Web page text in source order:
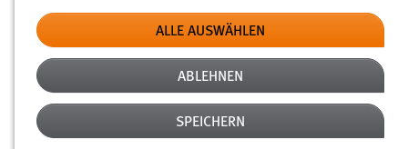
Typ
Erstellungsdatum
Alter
ALLE AUSWÄHLEN
ABLEHNEN
SPEICHERN